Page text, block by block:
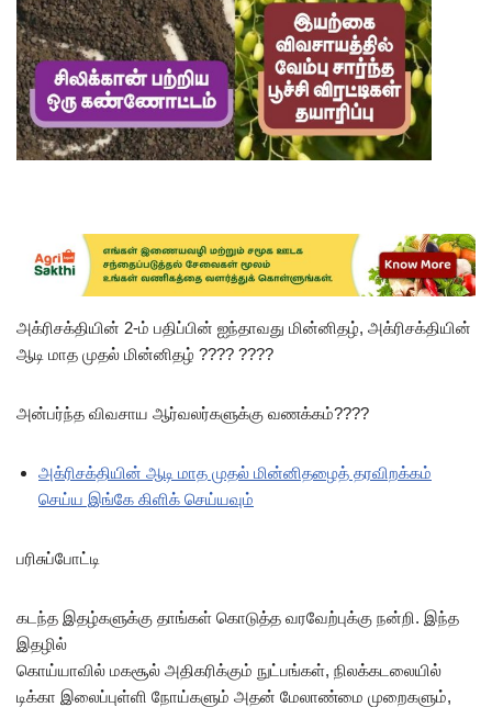
அக்ரிசக்தியின் 2-ம் பதிப்பின் ஐந்தாவது மின்னிதழ், அக்ரிசக்தியின்
ஆடி மாத முதல் மின்னிதழ் ???? ????
அன்பர்ந்த விவசாய ஆர்வலர்களுக்கு வணக்கம்????
அக்ரிசக்தியின் ஆடி மாத முதல் மின்னிதழைத் தரவிறக்கம்
செய்ய இங்கே கிளிக் செய்யவும்
பரிசுப்போட்டி
கடந்த இதழ்களுக்கு தாங்கள் கொடுத்த வரவேற்புக்கு நன்றி. இந்த
இதழில்
கொய்யாவில் மகசூல் அதிகரிக்கும் நுட்பங்கள், நிலக்கடலையில்
டிக்கா இலைப்புள்ளி நோய்களும் அதன் மேலாண்மை முறைகளும்,